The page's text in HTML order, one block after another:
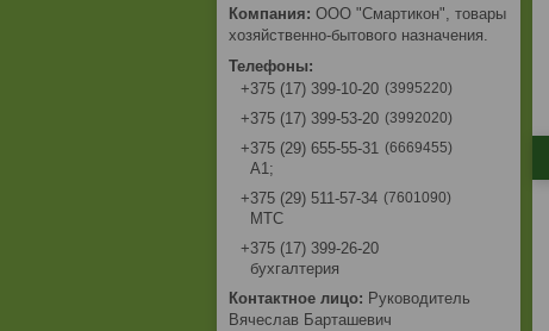
ООО "Смартикон", товары
хозяйственно-бытового назначения.
+375 (17) 399-10-20 3995220
+375 (17) 399-53-20 3992020
+375 (29) 655-55-31 6669455
A1;
+375 (29) 511-57-34
7601090
МТС
+375 (17) 399-26-20
бухгалтерия
Руководитель
Вячеслав Барташевич